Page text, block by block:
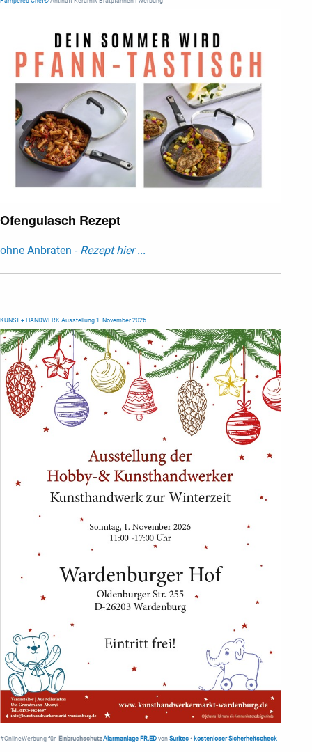
Ofengulasch Rezept
ohne Anbraten - Rezept hier ...
KUNST + HANDWERK Ausstellung 1. November 2026
#OnlineWerbung für Einbruchschutz Alarmanlage FR.ED von Suritec • kostenloser Sicherheitscheck